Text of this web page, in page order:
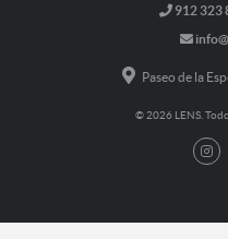
912 323
Paseo de la
© 2026 LENS.